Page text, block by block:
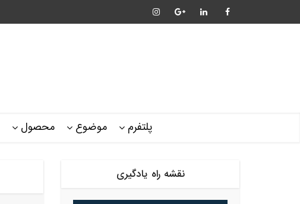
پلتفرم موضوع محصول
نقشه راه یادگیری